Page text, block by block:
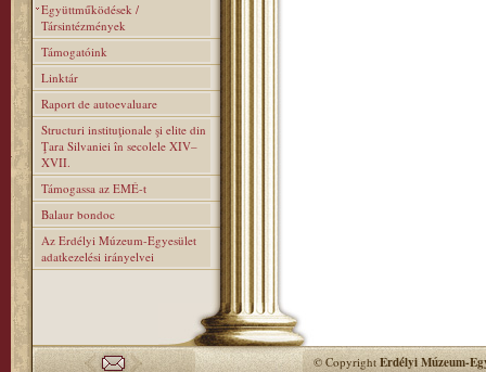
Együttműködések /
Társintézmények
Támogatóink
Linktár
Raport de autoevaluare
Structuri instituţionale şi elite din
Ţara Silvaniei în secolele XIV–
XVII.
Támogassa az EMÉ-t
Balaur bondoc
Az Erdélyi Múzeum-Egyesület
adatkezelési irányelvei
© CopyrightErdélyi Múzeum-